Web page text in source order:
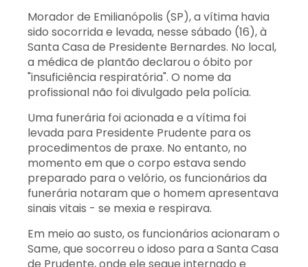
Morador de Emilianópolis (SP), a vítima havia
sido socorrida e levada, nesse sábado (16), à
Santa Casa de Presidente Bernardes. No local,
a médica de plantão declarou o óbito por
"insuficiência respiratória". O nome da
profissional não foi divulgado pela polícia.
Uma funerária foi acionada e a vítima foi
levada para Presidente Prudente para os
procedimentos de praxe. No entanto, no
momento em que o corpo estava sendo
preparado para o velório, os funcionários da
funerária notaram que o homem apresentava
sinais vitais - se mexia e respirava.
Em meio ao susto, os funcionários acionaram o
Same, que socorreu o idoso para a Santa Casa